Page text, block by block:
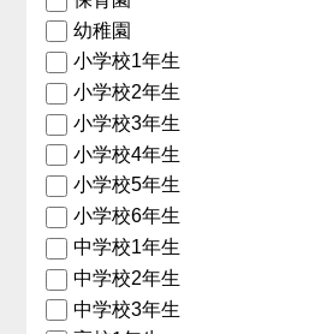
幼稚園
小学校1年生
小学校2年生
小学校3年生
小学校4年生
小学校5年生
小学校6年生
中学校1年生
中学校2年生
中学校3年生